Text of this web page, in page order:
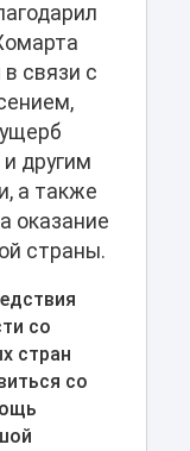
связи с
другим
а также
оказание
страны.
со
стран
со